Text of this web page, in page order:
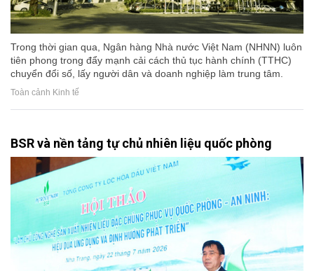
Trong thời gian qua, Ngân hàng Nhà nước Việt Nam (NHNN) luôn
tiên phong trong đẩy mạnh cải cách thủ tục hành chính (TTHC)
chuyển đổi số, lấy người dân và doanh nghiệp làm trung tâm.
Toàn cảnh Kinh tế
BSR và nền tảng tự chủ nhiên liệu quốc phòng